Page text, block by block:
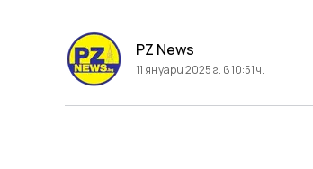
PZ News
11 януари 2025 г. в 10:51 ч.